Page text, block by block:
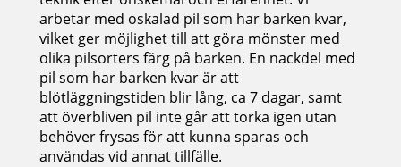
arbetar med oskalad pil som har barken kvar,
vilket ger möjlighet till att göra mönster med
olika pilsorters färg på barken. En nackdel med
pil som har barken kvar är att
blötläggningstiden blir lång, ca 7 dagar, samt
att överbliven pil inte går att torka igen utan
behöver frysas för att kunna sparas och
användas vid annat tillfälle.